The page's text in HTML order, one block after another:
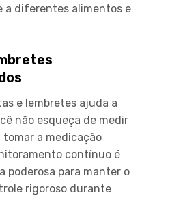
a diferentes alimentos e
e lembretes ajuda a
não esqueça de medir
tomar a medicação
contínuo é
poderosa para manter o
rigoroso durante